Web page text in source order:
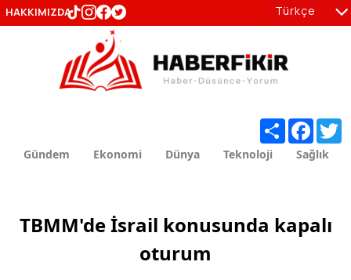
Gündem Ekonomi Dünya Teknoloji Sağlık
TBMM'de İsrail konusunda kapalı
oturum
Share
Türkçe
en
HAKKIMIZDA